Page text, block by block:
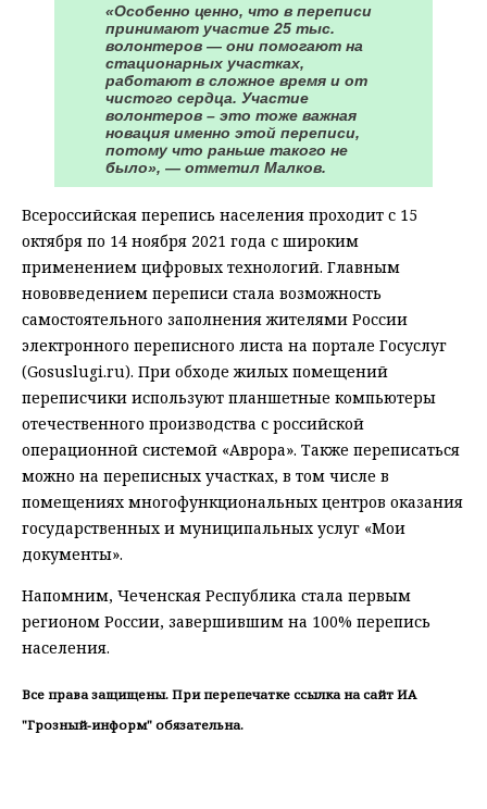
«Особенно ценно, что в переписи
принимают участие 25 тыс.
волонтеров — они помогают на
стационарных участках,
работают в сложное время и от
чистого сердца. Участие
волонтеров – это тоже важная
новация именно этой переписи,
потому что раньше такого не
было», — отметил Малков.
Всероссийская перепись населения проходит с 15
октября по 14 ноября 2021 года с широким
применением цифровых технологий. Главным
нововведением переписи стала возможность
самостоятельного заполнения жителями России
электронного переписного листа на портале Госуслуг
(Gosuslugi.ru). При обходе жилых помещений
переписчики используют планшетные компьютеры
отечественного производства с российской
операционной системой «Аврора». Также переписаться
можно на переписных участках, в том числе в
помещениях многофункциональных центров оказания
государственных и муниципальных услуг «Мои
документы».
Напомним, Чеченская Республика стала первым
регионом России, завершившим на 100% перепись
населения.
Все права защищены. При перепечатке ссылка на сайт ИА
"Грозный-информ" обязательна.